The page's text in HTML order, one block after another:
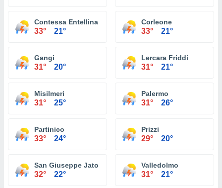
Contessa Entellina
33° 21°
Corleone
33° 21°
Gangi
31° 20°
Lercara Friddi
31° 21°
Misilmeri
31° 25°
Palermo
31° 26°
Partinico
33° 24°
Prizzi
29° 20°
San Giuseppe Jato
32° 22°
Valledolmo
31° 21°